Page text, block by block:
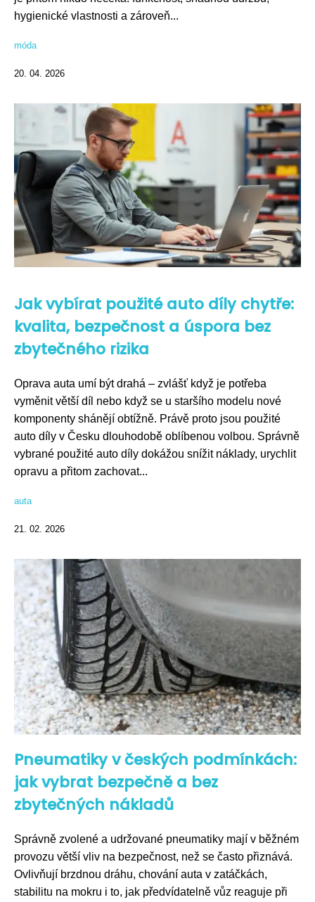
hygienické vlastnosti a zároveň...
móda
20. 04. 2026
Jak vybírat použité auto díly chytře:
kvalita, bezpečnost a úspora bez
zbytečného rizika
Oprava auta umí být drahá – zvlášť když je potřeba
vyměnit větší díl nebo když se u staršího modelu nové
komponenty shánějí obtížně. Právě proto jsou použité
auto díly v Česku dlouhodobě oblíbenou volbou. Správně
vybrané použité auto díly dokážou snížit náklady, urychlit
opravu a přitom zachovat...
auta
21. 02. 2026
Pneumatiky v českých podmínkách:
jak vybrat bezpečně a bez
zbytečných nákladů
Správně zvolené a udržované pneumatiky mají v běžném
provozu větší vliv na bezpečnost, než se často přiznává.
Ovlivňují brzdnou dráhu, chování auta v zatáčkách,
stabilitu na mokru i to, jak předvídatelně vůz reaguje při